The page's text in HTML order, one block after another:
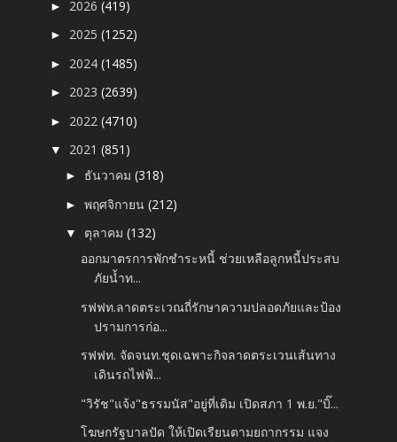
► 2026(419)
► 2025(1252)
► 2024(1485)
► 2023(2639)
► 2022(4710)
▼ 2021(851)
► ธันวาคม(318)
►พฤศจิกายน(212)
▼ ตุลาคม(132)
ออกมาตรการพักชำระหนี้ ช่วยเหลือลูกหนี้ประสบ
ภัยน้ำท...
รฟฟท.ลาดตระเวณถี่รักษาความปลอดภัยและป้อง
ปรามการก่อ...
รฟฟท. จัดจนท.ชุดเฉพาะกิจลาดตระเวนเส้นทาง
เดินรถไฟฟ้...
"วิรัช"แจ้ง"ธรรมนัส"อยู่ที่เดิม เปิดสภา 1 พ.ย."บิ๊...
โฆษกรัฐบาลปัด ให้เปิดเรียนตามยถากรรม แจง